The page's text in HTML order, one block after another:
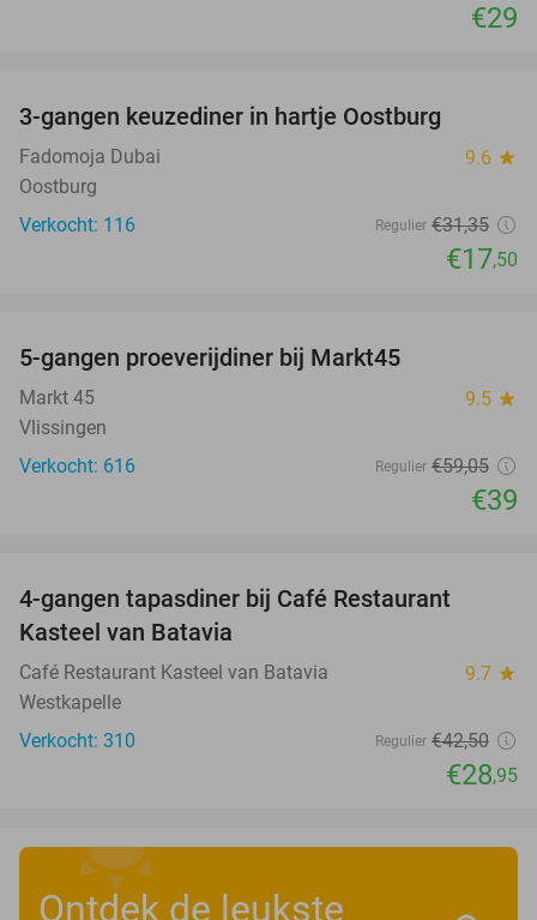
€29
3-gangen keuzediner in hartje Oostburg
Fadomoja Dubai 9.6 star
Oostburg
Verkocht: 116
Regulier €31,35
€17,50
5-gangen proeverijdiner bij Markt45
Markt 45 9.5 star
Vlissingen
Verkocht: 616
Regulier €59,05
€39
4-gangen tapasdiner bij Café Restaurant
Kasteel van Batavia
Café Restaurant Kasteel van Batavia 9.7 star
Westkapelle
Verkocht: 310
Regulier €42,50
€28,95
Ontdek de leukste